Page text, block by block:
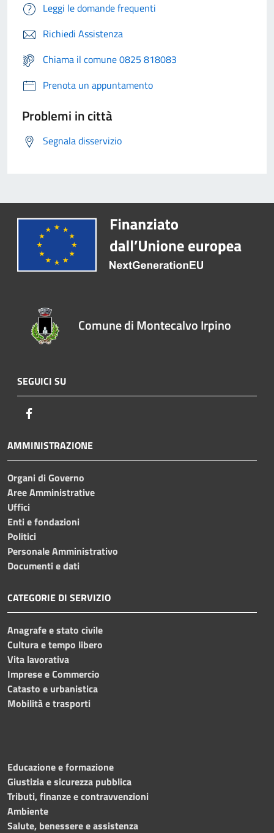
Leggi le domande frequenti
Richiedi Assistenza
Chiama il comune 0825 818083
Prenota un appuntamento
Problemi in città
Segnala disservizio
Comune di Montecalvo Irpino
SEGUICI SU
AMMINISTRAZIONE
Organi di Governo
Aree Amministrative
Uffici
Enti e fondazioni
Politici
Personale Amministrativo
Documenti e dati
CATEGORIE DI SERVIZIO
Anagrafe e stato civile
Cultura e tempo libero
Vita lavorativa
Imprese e Commercio
Catasto e urbanistica
Mobilità e trasporti
Educazione e formazione
Giustizia e sicurezza pubblica
Tributi, finanze e contravvenzioni
Ambiente
Salute, benessere e assistenza